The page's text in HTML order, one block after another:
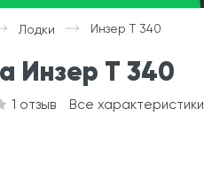
Лодки Инзер Т 340
Инзер Т 340
1 отзыв Все характеристики